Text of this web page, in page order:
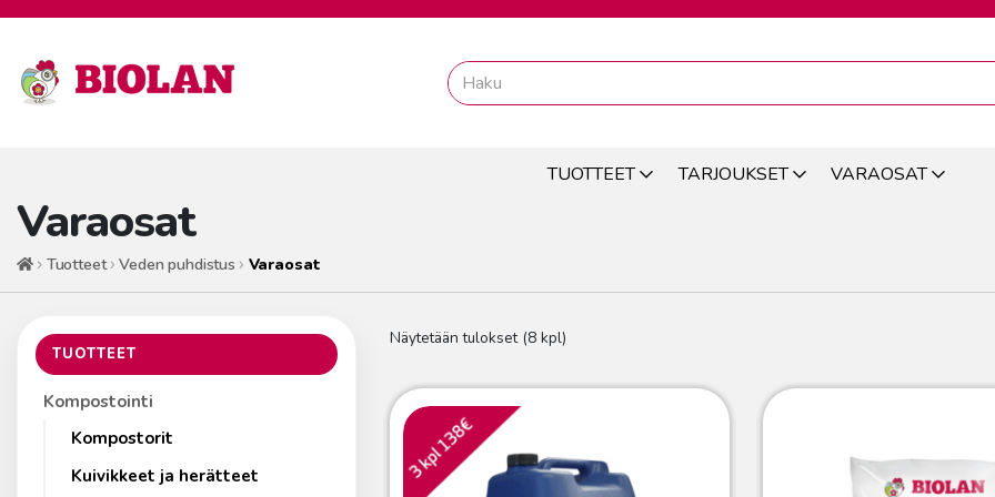
TUOTTEET TARJOUKSET VARAOSAT
Varaosat
EtusivuTuotteet Veden puhdistus Varaosat
TUOTTEET
Kompostointi
Kompostorit
Kuivikkeet ja herätteet
Näytetään tulokset (8 kpl)